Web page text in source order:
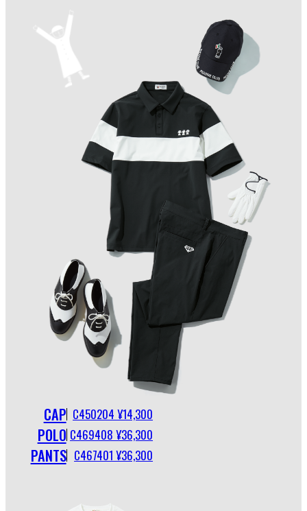
CAP C450204 ¥14,300
POLO C469408 ¥36,300
PANTS C467401 ¥36,300